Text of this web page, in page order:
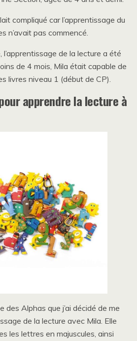
compliqué car l’apprentissage du
n’avait pas commencé.
l’apprentissage de la lecture a été
de 4 mois, Mila était capable de
livres niveau 1 (début de CP).
apprendre la lecture à
des Alphas que j’ai décidé de me
de la lecture avec Mila. Elle
les lettres en majuscules, ainsi